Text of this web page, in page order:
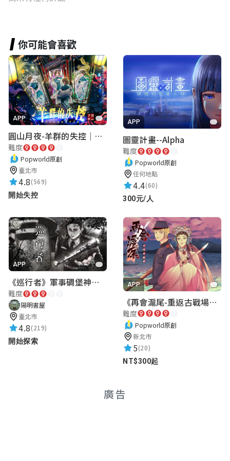
你可能會喜歡
APP
圓山月夜-羊群的失控｜圓山飯店 ARG實境解謎遊戲
難度
Popworld原創
臺北市
4.8(569)
開始失控
APP
圖靈計畫--Alpha
難度
Popworld原創
任何地點
4.4(60)
300元/人
APP
《巡行者》軍事碉堡神秘探索｜陽明書屋實境遊戲
難度
陽明書屋
臺北市
4.8(219)
開始探索
APP
《再會滬尾-重返古戰場》｜淡水老街實境遊戲｜實體遊戲盒
難度
Popworld原創
新北市
5(20)
NT$300起
廣告